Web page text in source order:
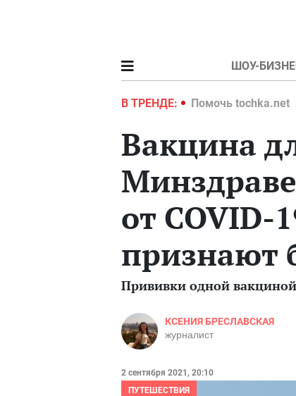
ШОУ-
В ТРЕНДЕ:
Война в Украине 2022 Помочь tochka.net
Вакцина
от COVID-
признают
Прививки одной
КСЕНИЯ БРЕСЛАВСКАЯ
журналист
2 сентября 2021, 20:10
ПУТЕШЕСТВИЯ